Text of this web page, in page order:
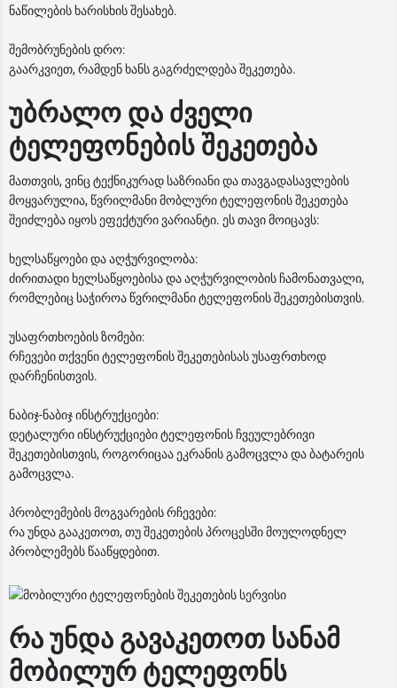
ნაწილების ხარისხის შესახებ.
შემობრუნების დრო:
გაარკვიეთ, რამდენ ხანს გაგრძელდება შეკეთება.
უბრალო და ძველი
ტელეფონების შეკეთება
მათთვის, ვინც ტექნიკურად საზრიანი და თავგადასავლების
მოყვარულია, წვრილმანი მობლური ტელეფონის შეკეთება
შეიძლება იყოს ეფექტური ვარიანტი. ეს თავი მოიცავს:
ხელსაწყოები და აღჭურვილობა:
ძირითადი ხელსაწყოებისა და აღჭურვილობის ჩამონათვალი,
რომლებიც საჭიროა წვრილმანი ტელეფონის შეკეთებისთვის.
უსაფრთხოების ზომები:
რჩევები თქვენი ტელეფონის შეკეთებისას უსაფრთხოდ
დარჩენისთვის.
ნაბიჯ-ნაბიჯ ინსტრუქციები:
დეტალური ინსტრუქციები ტელეფონის ჩვეულებრივი
შეკეთებისთვის, როგორიცაა ეკრანის გამოცვლა და ბატარეის
გამოცვლა.
პრობლემების მოგვარების რჩევები:
რა უნდა გააკეთოთ, თუ შეკეთების პროცესში მოულოდნელ
პრობლემებს წააწყდებით.
რა უნდა გავაკეთოთ სანამ
მობილურ ტელეფონს